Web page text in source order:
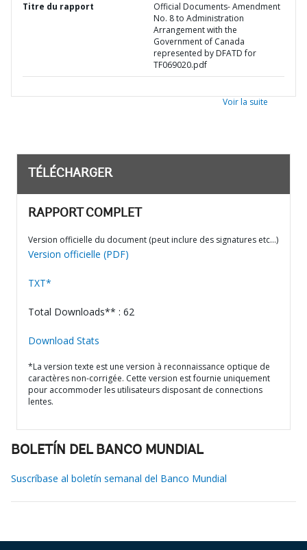
Titre du rapport
Official Documents- Amendment
No. 8 to Administration
Arrangement with the
Government of Canada
represented by DFATD for
TF069020.pdf
Voir la suite
TÉLÉCHARGER
RAPPORT COMPLET
Version officielle du document (peut inclure des signatures etc…)
Version officielle (PDF)
TXT*
Total Downloads** : 62
Download Stats
*La version texte est une version à reconnaissance optique de
caractères non-corrigée. Cette version est fournie uniquement
pour accommoder les utilisateurs disposant de connections
lentes.
BOLETÍN DEL BANCO MUNDIAL
Suscríbase al boletín semanal del Banco Mundial